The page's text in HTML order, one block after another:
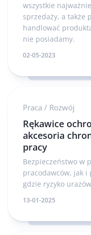
wszystkie
sprzedaży, a także
handlować
nie posiadamy.
02-05-2023
Praca / Rozwój
Rękawice
akcesoria
pracy
Bezpieczeństwo w
pracodawców, jak i
gdzie ryzyko
13-01-2025